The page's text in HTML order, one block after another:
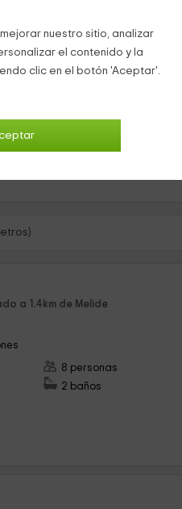
nuestro sitio, analizar
el contenido y la
clic en el botón 'Aceptar'.
encuentra dentro de la provincia
vas a poder disfrutar de unas
que es donde se localiza el
a 1.4km de Melide
8 personas
2 baños